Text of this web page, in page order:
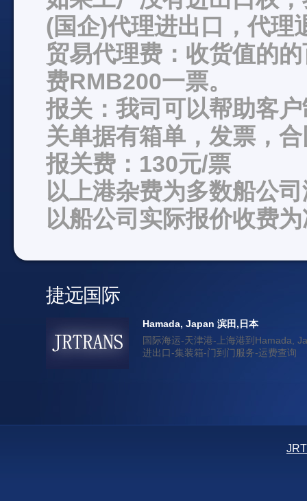
(国企)代理进出口，代理
贸易代理费：收货值的
费RMB200一票。
报关：我司可以帮助客
关单据有箱单，发票，
报关费：130元/票
以上港杂费为多数船公
以船公司实际报价收费
捷远国际
Hamada, Japan 滨田,日本
国际海运-天津港-上海港到Hamada,
进出口-集装箱-门到门服务-运费查询